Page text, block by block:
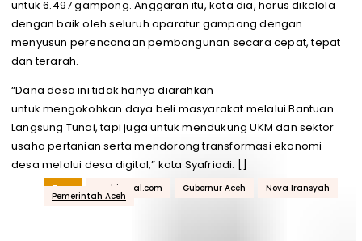
untuk 6.497 gampong. Anggaran itu, kata dia, harus dikelola
dengan baik oleh seluruh aparatur gampong dengan
menyusun perencanaan pembangunan secara cepat, tepat
dan terarah.
“Dana desa ini tidak hanya diarahkan
untuk mengokohkan daya beli masyarakat melalui Bantuan
Langsung Tunai, tapi juga untuk mendukung UKM dan sektor
usaha pertanian serta mendorong transformasi ekonomi
desa melalui desa digital,” kata Syafriadi. []
Tags acehjurnal.com Gubernur Aceh Nova Iransyah
Pemerintah Aceh